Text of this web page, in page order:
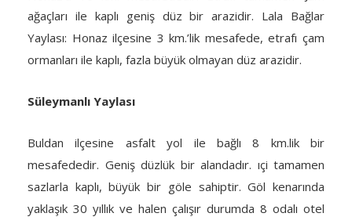
ağaçları ile kaplı geniş düz bir arazidir. Lala Bağlar
Yaylası: Honaz ilçesine 3 km.’lik mesafede, etrafı çam
ormanları ile kaplı, fazla büyük olmayan düz arazidir.
Süleymanlı Yaylası
Buldan ilçesine asfalt yol ile bağlı 8 km.lik bir
mesafededir. Geniş düzlük bir alandadır. ıçi tamamen
sazlarla kaplı, büyük bir göle sahiptir. Göl kenarında
yaklaşık 30 yıllık ve halen çalışır durumda 8 odalı otel